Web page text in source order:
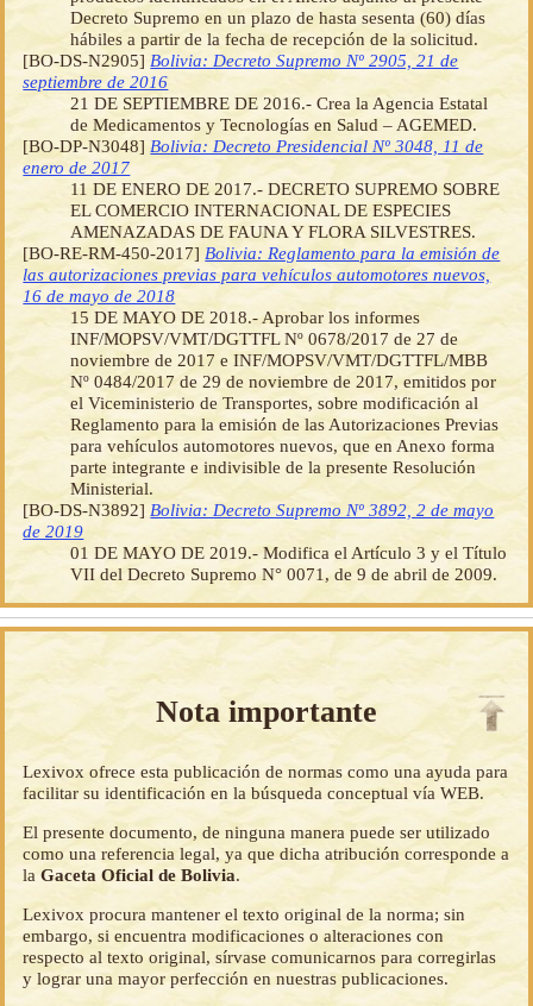
Decreto Supremo en un plazo de hasta sesenta (60) días
hábiles a partir de la fecha de recepción de la solicitud.
[BO-DS-N2905] Bolivia: Decreto Supremo Nº 2905, 21 de
septiembre de 2016
21 DE SEPTIEMBRE DE 2016.- Crea la Agencia Estatal
de Medicamentos y Tecnologías en Salud – AGEMED.
[BO-DP-N3048] Bolivia: Decreto Presidencial Nº 3048, 11 de
enero de 2017
11 DE ENERO DE 2017.- DECRETO SUPREMO SOBRE
EL COMERCIO INTERNACIONAL DE ESPECIES
AMENAZADAS DE FAUNA Y FLORA SILVESTRES.
[BO-RE-RM-450-2017] Bolivia: Reglamento para la emisión de
las autorizaciones previas para vehículos automotores nuevos,
16 de mayo de 2018
15 DE MAYO DE 2018.- Aprobar los informes
INF/MOPSV/VMT/DGTTFL Nº 0678/2017 de 27 de
noviembre de 2017 e INF/MOPSV/VMT/DGTTFL/MBB
Nº 0484/2017 de 29 de noviembre de 2017, emitidos por
el Viceministerio de Transportes, sobre modificación al
Reglamento para la emisión de las Autorizaciones Previas
para vehículos automotores nuevos, que en Anexo forma
parte integrante e indivisible de la presente Resolución
Ministerial.
[BO-DS-N3892] Bolivia: Decreto Supremo Nº 3892, 2 de mayo
de 2019
01 DE MAYO DE 2019.- Modifica el Artículo 3 y el Título
VII del Decreto Supremo N° 0071, de 9 de abril de 2009.
Nota importante
Lexivox ofrece esta publicación de normas como una ayuda para
facilitar su identificación en la búsqueda conceptual vía WEB.
El presente documento, de ninguna manera puede ser utilizado
como una referencia legal, ya que dicha atribución corresponde a
laGaceta Oficial de Bolivia.
Lexivox procura mantener el texto original de la norma; sin
embargo, si encuentra modificaciones o alteraciones con
respecto al texto original, sírvase comunicarnos para corregirlas
y lograr una mayor perfección en nuestras publicaciones.